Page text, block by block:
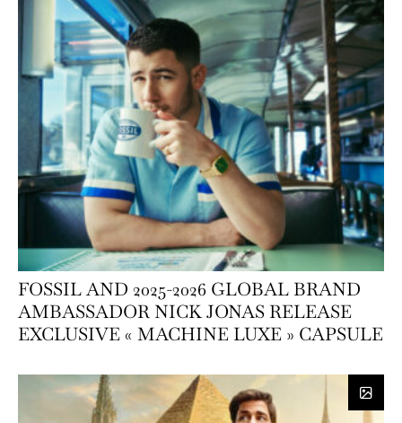
FOSSIL AND 2025-2026 GLOBAL BRAND
AMBASSADOR NICK JONAS RELEASE
EXCLUSIVE « MACHINE LUXE » CAPSULE